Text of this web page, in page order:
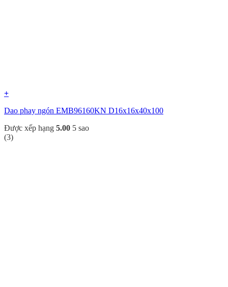
+
Dao phay ngón EMB96160KN D16x16x40x100
Được xếp hạng 5.00 5 sao
(3)